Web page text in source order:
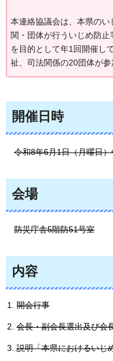
本連絡協議会は、本県の
関・団体が行ういじめ防
を目的として年1回開催し
祉、司法関係の20団体が参
開催日時
令和8年6月1日（月曜日
会場
防災庁舎5階防51号室
内容
開会行事
会長・副会長選出及び会
説明「本県におけるいじ